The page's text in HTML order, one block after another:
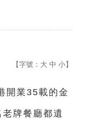
【字號： 大 中 小】
開業35載的金
牌餐廳都遺